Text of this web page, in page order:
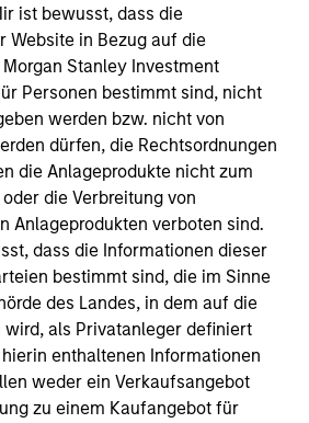
ist bewusst, dass die
Website in Bezug auf die
Stanley Investment
Personen bestimmt sind, nicht
werden bzw. nicht von
dürfen, die Rechtsordnungen
die Anlageprodukte nicht zum
die Verbreitung von
Anlageprodukten verboten sind.
dass die Informationen dieser
bestimmt sind, die im Sinne
des Landes, in dem auf die
als Privatanleger definiert
enthaltenen Informationen
weder ein Verkaufsangebot
zu einem Kaufangebot für
professionals and other
the ever-evolving cash
through a
resources and